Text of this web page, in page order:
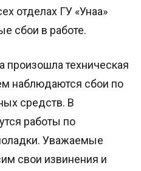
отделах ГУ «Унаа»
сбои в работе.
произошла техническая
наблюдаются сбои по
средств. В
работы по
Уважаемые
свои извинения и